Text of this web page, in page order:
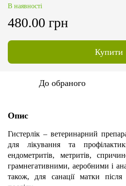
В наявності
480.00 грн
Купити
До обраного
Опис
Гистерлік – ветеринарний
для лікування та
ендометритів, метритів,
грамнегативними, аеробними і
також, для санації матки після